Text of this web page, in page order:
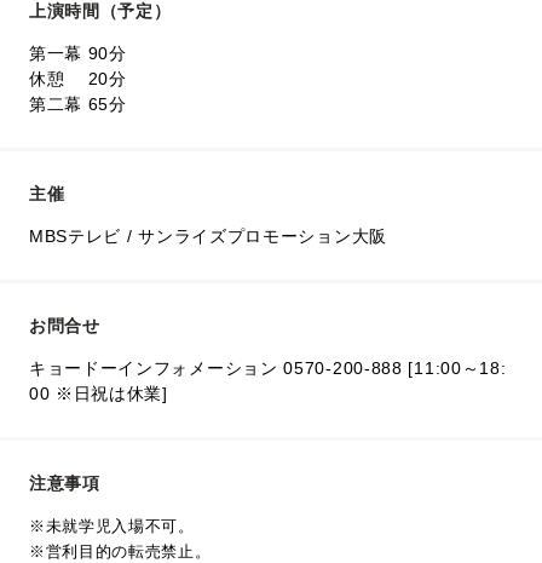
上演時間（予定）
第一幕 90分
休憩 20分
第二幕 65分
主催
MBSテレビ / サンライズプロモーション大阪
お問合せ
キョードーインフォメーション 0570-200-888 [11:00～18:
00 ※日祝は休業]
注意事項
※未就学児入場不可。
※営利目的の転売禁止。